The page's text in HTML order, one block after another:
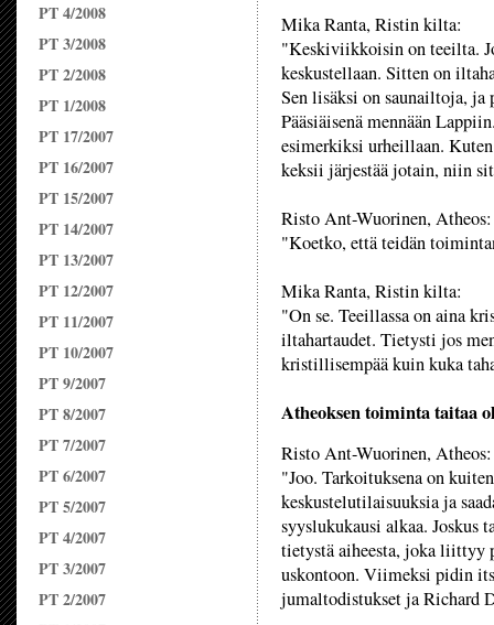
PT 4/2008
PT 3/2008
PT 2/2008
PT 1/2008
PT 17/2007
PT 16/2007
PT 15/2007
PT 14/2007
PT 13/2007
PT 12/2007
PT 11/2007
PT 10/2007
PT 9/2007
PT 8/2007
PT 7/2007
PT 6/2007
PT 5/2007
PT 4/2007
PT 3/2007
PT 2/2007
Mika Ranta, Ristin kilta:
"Keskiviikkoisin on teeilta.
keskustellaan. Sitten on
Sen lisäksi on saunailtoja, ja
Pääsiäisenä mennään
esimerkiksi urheillaan.
keksii järjestää jotain, niin
Risto Ant-Wuorinen, Atheos:
"Koetko, että teidän
Mika Ranta, Ristin kilta:
"On se. Teeillassa on aina
iltahartaudet. Tietysti jos
kristillisempää kuin kuka
Atheoksen toiminta taitaa
Risto Ant-Wuorinen, Atheos:
"Joo. Tarkoituksena on
keskustelutilaisuuksia ja
syyslukukausi alkaa. Joskus
tietystä aiheesta, joka liittyy
uskontoon. Viimeksi pidin
jumaltodistukset ja Richard